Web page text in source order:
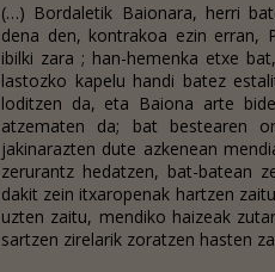
(…) Bordaletik Baionara, herri
dena den, kontrakoa ezin erran,
ibilki zara ; han-hemenka etxe
lastozko kapelu handi batez
loditzen da, eta Baiona arte
atzematen da; bat bestearen
jakinarazten dute azkenean
zerurantz hedatzen, bat-batean
dakit zein itxaropenak hartzen
uzten zaitu, mendiko haizeak
sartzen zirelarik zoratzen hasten